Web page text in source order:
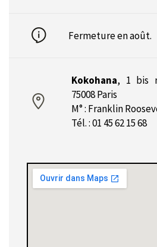
Fermeture en août.
Kokohana, 1 bis
75008 Paris
M° : Franklin
Tél. : 01 45 62 15 68